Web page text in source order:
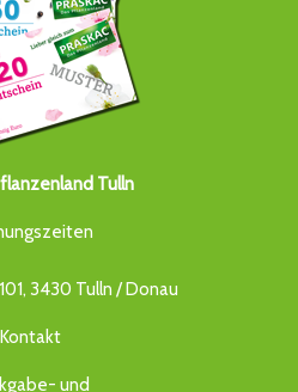
Tulln
3430 Tulln / Donau
Kontakt
und